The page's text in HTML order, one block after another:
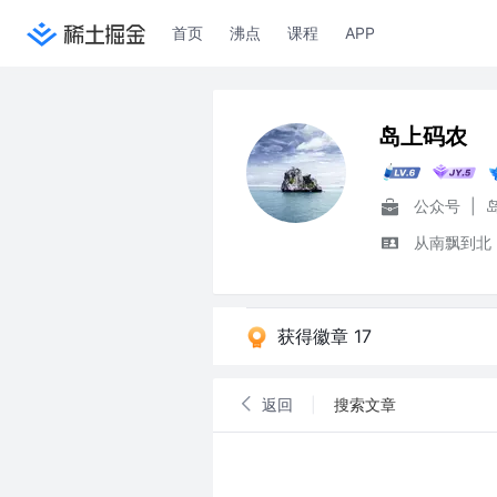
首页 沸点 课程 APP
岛上码农
公众号
从南飘到
获得徽章 17
返回 搜索文章